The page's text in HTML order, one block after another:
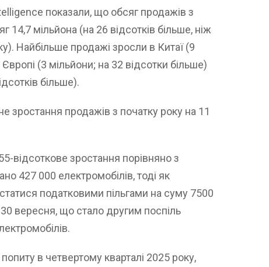
показали, що обсяг продажів з
14,7 мільйона (на 26 відсотків більше, ніж
Найбільше продажі зросли в Китаї (9
(3 мільйони; на 32 відсотки більше)
більше).
зростання продажів з початку року на 11
відсоткове зростання порівняно з
427 000 електромобілів, тоді як
податковими пільгами на суму 7500
30 вересня, що стало другим поспіль
в четвертому кварталі 2025 року,